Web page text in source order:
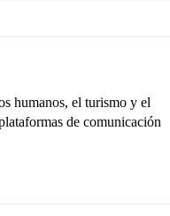
humanos, el turismo y el
de comunicación